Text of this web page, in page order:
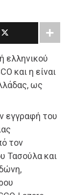
ελληνικού
και η είναι
ως
εγγραφή του
τον
Τασούλα και